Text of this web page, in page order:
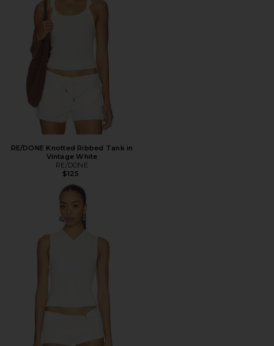
RE/DONE Knotted Ribbed Tank in
Vintage White
RE/DONE
$125